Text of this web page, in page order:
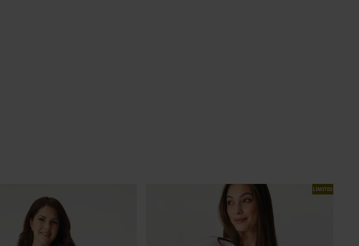
LIMITED